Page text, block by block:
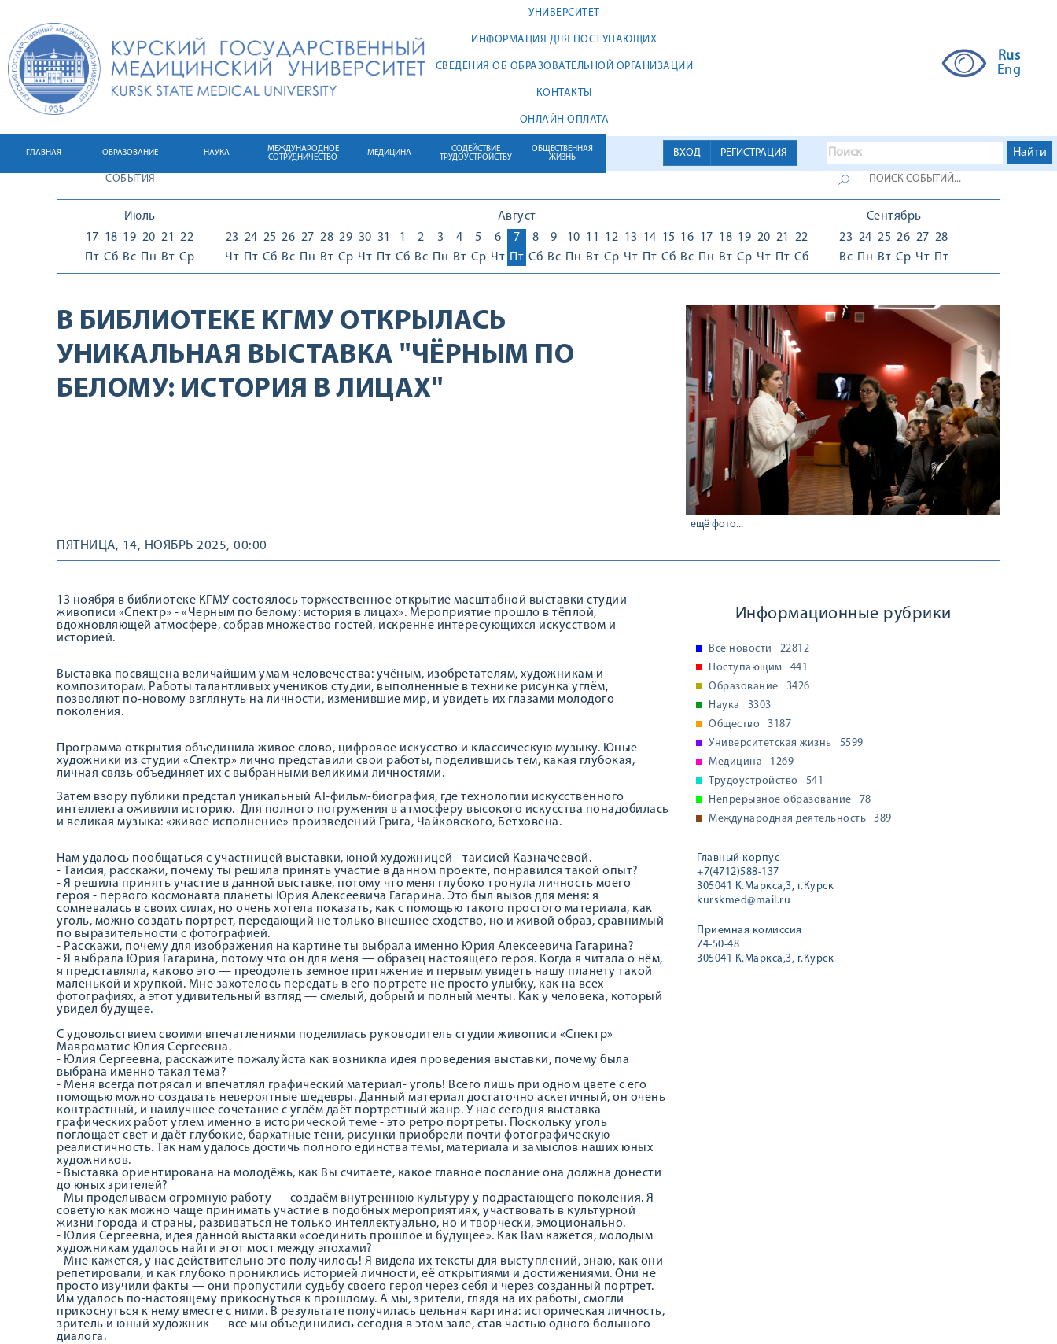
УНИВЕРСИТЕТ
ИНФОРМАЦИЯ ДЛЯ ПОСТУПАЮЩИХ
СВЕДЕНИЯ ОБ ОБРАЗОВАТЕЛЬНОЙ ОРГАНИЗАЦИИ
КОНТАКТЫ
ОНЛАЙН ОПЛАТА
Rus
Eng
ВХОД РЕГИСТРАЦИЯ
ГЛАВНАЯ ОБРАЗОВАНИЕ НАУКА
МЕЖДУНАРОДНОЕ
СОТРУДНИЧЕСТВО
МЕДИЦИНА
СОДЕЙСТВИЕ
ТРУДОУСТРОЙСТВУ
ОБЩЕСТВЕННАЯ
ЖИЗНЬ
СОБЫТИЯ
Июль
17
Пт
18
Сб
19
Вс
20
Пн
21
Вт
22
Ср
Август
23
Чт
24
Пт
25
Сб
26
Вс
27
Пн
28
Вт
29
Ср
30
Чт
31
Пт
1
Сб
2
Вс
3
Пн
4
Вт
5
Ср
6
Чт
7
Пт
8
Сб
9
Вс
10
Пн
11
Вт
12
Ср
13
Чт
14
Пт
15
Сб
16
Вс
17
Пн
18
Вт
19
Ср
20
Чт
21
Пт
22
Сб
Сентябрь
23
Вс
24
Пн
25
Вт
26
Ср
27
Чт
28
Пт
В БИБЛИОТЕКЕ КГМУ ОТКРЫЛАСЬ
УНИКАЛЬНАЯ ВЫСТАВКА "ЧЁРНЫМ ПО
БЕЛОМУ: ИСТОРИЯ В ЛИЦАХ"
ещё фото...
ПЯТНИЦА, 14, НОЯБРЬ 2025, 00:00
13 ноября в библиотеке КГМУ состоялось торжественное открытие масштабной выставки студии
живописи «Спектр» - «Черным по белому: история в лицах». Мероприятие прошло в тёплой,
вдохновляющей атмосфере, собрав множество гостей, искренне интересующихся искусством и
историей.
Выставка посвящена величайшим умам человечества: учёным, изобретателям, художникам и
композиторам. Работы талантливых учеников студии, выполненные в технике рисунка углём,
позволяют по-новому взглянуть на личности, изменившие мир, и увидеть их глазами молодого
поколения.
Программа открытия объединила живое слово, цифровое искусство и классическую музыку. Юные
художники из студии «Спектр» лично представили свои работы, поделившись тем, какая глубокая,
личная связь объединяет их с выбранными великими личностями.
Затем взору публики предстал уникальный AI-фильм-биография, где технологии искусственного
интеллекта оживили историю. Для полного погружения в атмосферу высокого искусства понадобилась
и великая музыка: «живое исполнение» произведений Грига, Чайковского, Бетховена.
Нам удалось пообщаться с участницей выставки, юной художницей - таисией Казначеевой.
- Таисия, расскажи, почему ты решила принять участие в данном проекте, понравился такой опыт?
- Я решила принять участие в данной выставке, потому что меня глубоко тронула личность моего
героя - первого космонавта планеты Юрия Алексеевича Гагарина. Это был вызов для меня: я
сомневалась в своих силах, но очень хотела показать, как с помощью такого простого материала, как
уголь, можно создать портрет, передающий не только внешнее сходство, но и живой образ, сравнимый
по выразительности с фотографией.
- Расскажи, почему для изображения на картине ты выбрала именно Юрия Алексеевича Гагарина?
- Я выбрала Юрия Гагарина, потому что он для меня — образец настоящего героя. Когда я читала о нём,
я представляла, каково это — преодолеть земное притяжение и первым увидеть нашу планету такой
маленькой и хрупкой. Мне захотелось передать в его портрете не просто улыбку, как на всех
фотографиях, а этот удивительный взгляд — смелый, добрый и полный мечты. Как у человека, который
увидел будущее.
С удовольствием своими впечатлениями поделилась руководитель студии живописи «Спектр»
Мавроматис Юлия Сергеевна.
- Юлия Сергеевна, расскажите пожалуйста как возникла идея проведения выставки, почему была
выбрана именно такая тема?
- Меня всегда потрясал и впечатлял графический материал- уголь! Всего лишь при одном цвете с его
помощью можно создавать невероятные шедевры. Данный материал достаточно аскетичный, он очень
контрастный, и наилучшее сочетание с углём даёт портретный жанр. У нас сегодня выставка
графических работ углем именно в исторической теме - это ретро портреты. Поскольку уголь
поглощает свет и даёт глубокие, бархатные тени, рисунки приобрели почти фотографическую
реалистичность. Так нам удалось достичь полного единства темы, материала и замыслов наших юных
художников.
- Выставка ориентирована на молодёжь, как Вы считаете, какое главное послание она должна донести
до юных зрителей?
- Мы проделываем огромную работу — создаём внутреннюю культуру у подрастающего поколения. Я
советую как можно чаще принимать участие в подобных мероприятиях, участвовать в культурной
жизни города и страны, развиваться не только интеллектуально, но и творчески, эмоционально.
- Юлия Сергеевна, идея данной выставки «соединить прошлое и будущее». Как Вам кажется, молодым
художникам удалось найти этот мост между эпохами?
- Мне кажется, у нас действительно это получилось! Я видела их тексты для выступлений, знаю, как они
репетировали, и как глубоко прониклись историей личности, её открытиями и достижениями. Они не
просто изучили факты — они пропустили судьбу своего героя через себя и через созданный портрет.
Им удалось по-настоящему прикоснуться к прошлому. А мы, зрители, глядя на их работы, смогли
прикоснуться к нему вместе с ними. В результате получилась цельная картина: историческая личность,
зритель и юный художник — все мы объединились сегодня в этом зале, став частью одного большого
диалога.
Информационные рубрики
Все новости
22812
Поступающим
441
Образование
3426
Наука
3303
Общество
3187
Университетская жизнь
5599
Медицина
1269
Трудоустройство
541
Непрерывное образование
78
Международная деятельность
389
Главный корпус
+7(4712)588-137
305041 К.Маркса,3, г.Курск
kurskmed@mail.ru
Приемная комиссия
74-50-48
305041 К.Маркса,3, г.Курск